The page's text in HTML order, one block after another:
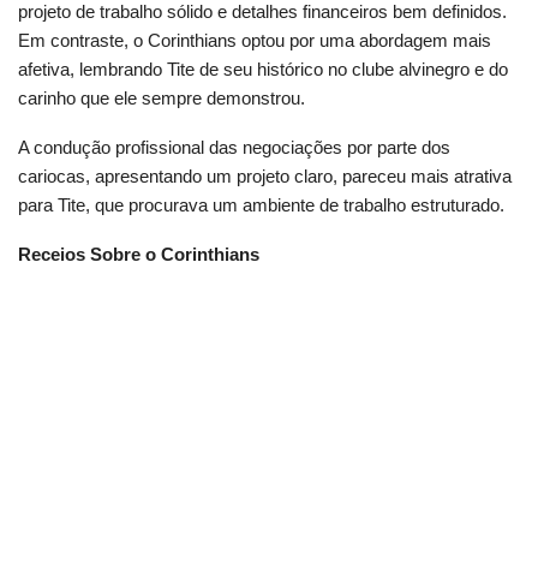
projeto de trabalho sólido e detalhes financeiros bem definidos.
Em contraste, o Corinthians optou por uma abordagem mais
afetiva, lembrando Tite de seu histórico no clube alvinegro e do
carinho que ele sempre demonstrou.
A condução profissional das negociações por parte dos
cariocas, apresentando um projeto claro, pareceu mais atrativa
para Tite, que procurava um ambiente de trabalho estruturado.
Receios Sobre o Corinthians